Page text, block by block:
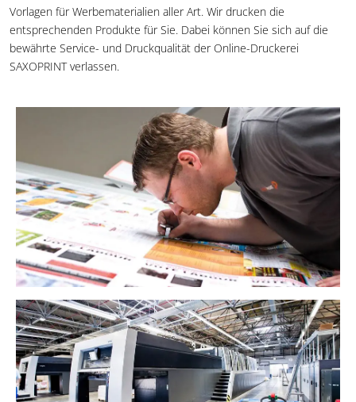
Vorlagen für Werbematerialien aller Art. Wir drucken die
entsprechenden Produkte für Sie. Dabei können Sie sich auf die
bewährte Service- und Druckqualität der Online-Druckerei
SAXOPRINT verlassen.